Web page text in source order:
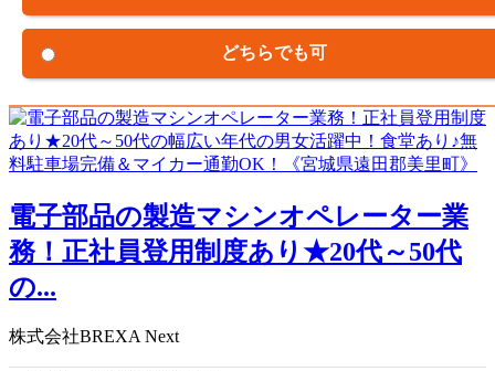
どちらでも可
電子部品の製造マシンオペレーター業
務！正社員登用制度あり★20代～50代
の...
株式会社BREXA Next